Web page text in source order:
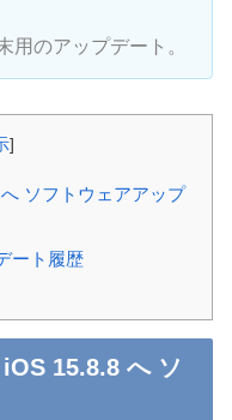
用のアップデート。
]
ソフトウェアアップ
ート履歴
15.8.8 へ ソ